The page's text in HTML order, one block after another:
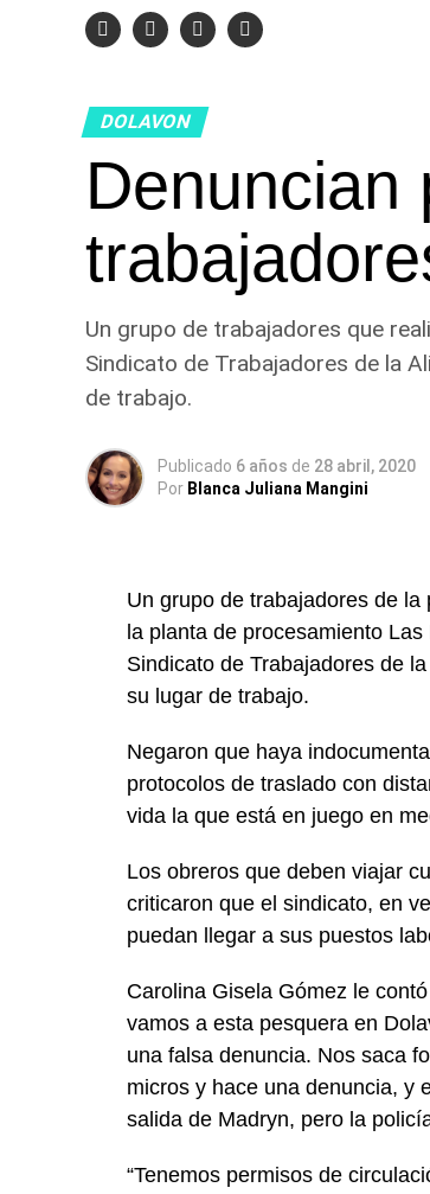
DOLAVON
Denuncian
Un grupo de trabajadores que
Sindicato de Trabajadores de la
de trabajo.
Publicado 6 años de 28 abril, 2020
Por Blanca Juliana Mangini
Un grupo de trabajadores de
la planta de procesamiento
Sindicato de Trabajadores de
su lugar de trabajo.
Negaron que haya
protocolos de traslado con
vida la que está en juego en
Los obreros que deben viajar
criticaron que el sindicato, en
puedan llegar a sus puestos
Carolina Gisela Gómez le
vamos a esta pesquera en
una falsa denuncia. Nos saca
micros y hace una denuncia, y
salida de Madryn, pero la
“Tenemos permisos de